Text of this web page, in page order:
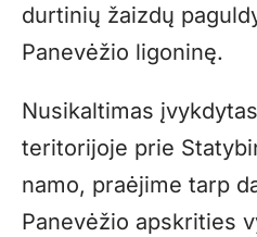
durtinių žaizdų
Panevėžio ligoninę.
Nusikaltimas
teritorijoje prie
namo, praėjime tarp
Panevėžio apskrities